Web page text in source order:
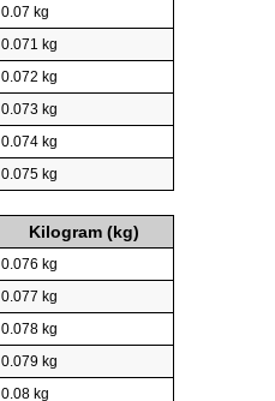
0.07 kg
0.071 kg
0.072 kg
0.073 kg
0.074 kg
0.075 kg
Kilogram (kg)
0.076 kg
0.077 kg
0.078 kg
0.079 kg
0.08 kg